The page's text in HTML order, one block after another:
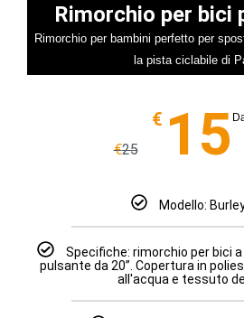
Rimorchio per bici
Rimorchio per bambini perfetto per
la pista ciclabile di
€25
€ 15
Modello:
Specifiche: rimorchio per bici
pulsante da 20”. Copertura in
all'acqua e tessuto